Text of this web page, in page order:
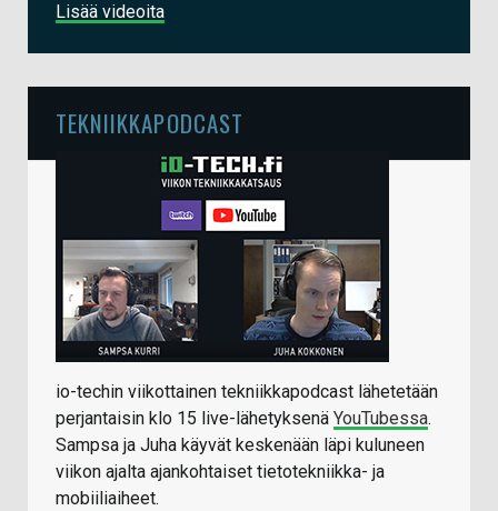
Lisää videoita
TEKNIIKKAPODCAST
io-techin viikottainen tekniikkapodcast lähetetään
perjantaisin klo 15 live-lähetyksenä YouTubessa.
Sampsa ja Juha käyvät keskenään läpi kuluneen
viikon ajalta ajankohtaiset tietotekniikka- ja
mobiiliaiheet.